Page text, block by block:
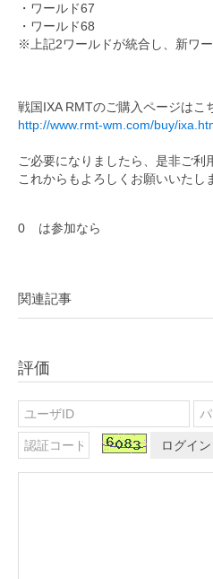
・ワールド67
・ワールド68
※上記2ワールドが統合し、新ワ
戦国IXA RMTのご購入ページはこ
http://www.rmt-wm.com/buy/
ご必要になりましたら、是非ご利
これからもよろしくお願いいたし
0 は参加なら
関連記事
評価
ログイン